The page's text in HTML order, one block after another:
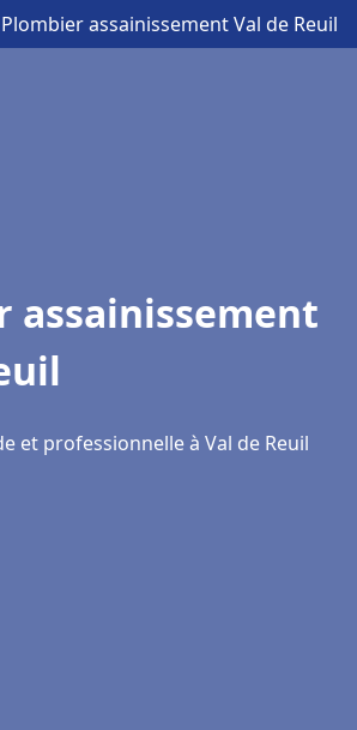
assainissement Val de Reuil
assainissement
et professionnelle à Val de Reuil